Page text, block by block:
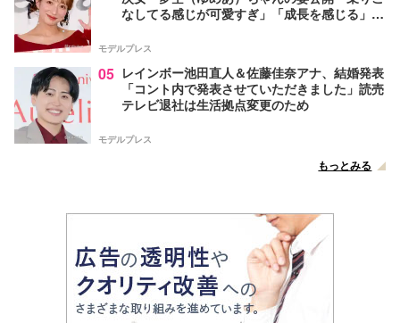
なしてる感じが可愛すぎ」「成長を感じる」の
モデルプレス
05 レインボー池田直人＆佐藤佳奈アナ、結婚発表
「コント内で発表させていただきました」読売
テレビ退社は生活拠点変更のため
モデルプレス
もっとみる